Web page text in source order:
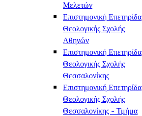
Μελετών
Επιστημονική Επετηρίδα
Θεολογικής Σχολής
Αθηνών
Επιστημονική Επετηρίδα
Θεολογικής Σχολής
Θεσσαλονίκης
Επιστημονική Επετηρίδα
Θεολογικής Σχολής
Θεσσαλονίκης - Τμήμα